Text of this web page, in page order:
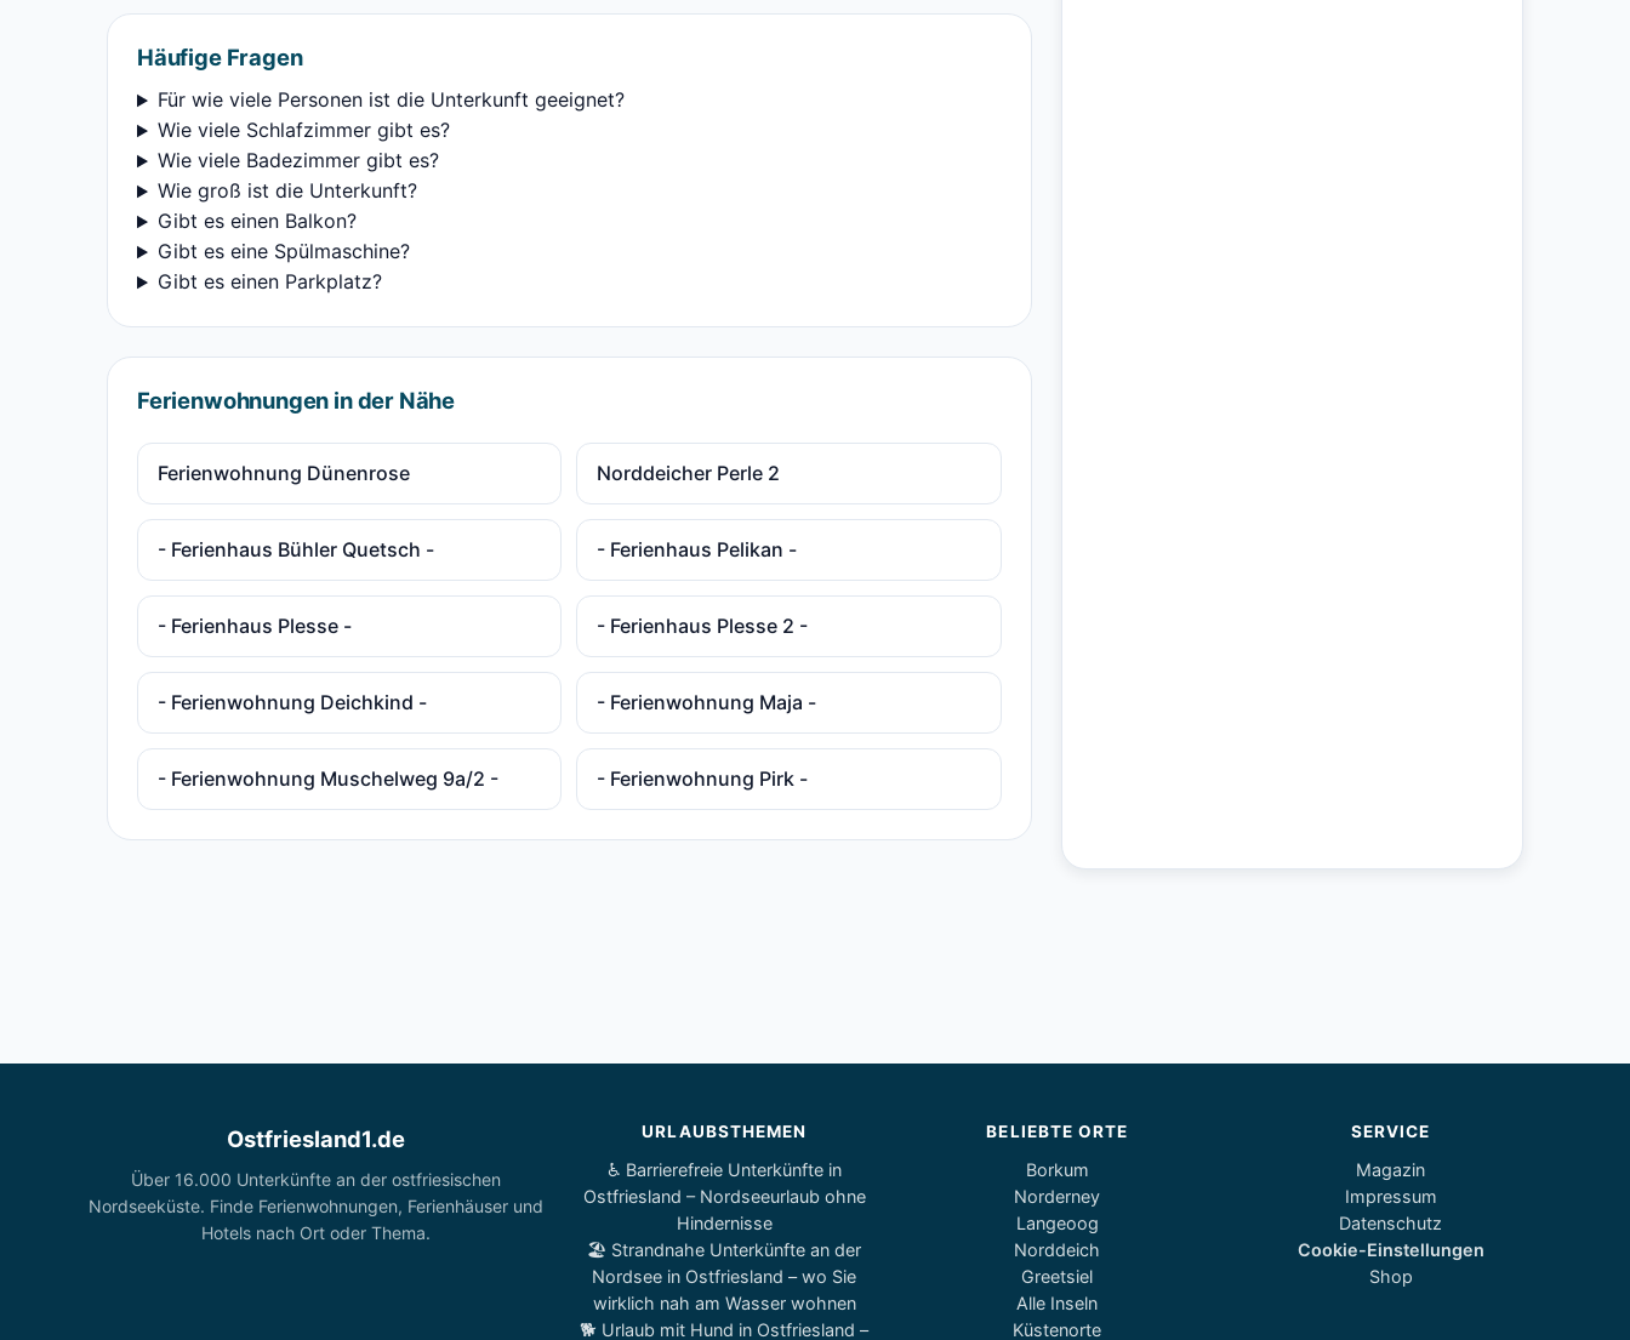
Häufige Fragen
Für wie viele Personen ist die Unterkunft geeignet?
Wie viele Schlafzimmer gibt es?
Wie viele Badezimmer gibt es?
Wie groß ist die Unterkunft?
Gibt es einen Balkon?
Gibt es eine Spülmaschine?
Gibt es einen Parkplatz?
Ferienwohnungen in der Nähe
Ferienwohnung Dünenrose Norddeicher Perle 2
- Ferienhaus Bühler Quetsch - - Ferienhaus Pelikan -
- Ferienhaus Plesse - - Ferienhaus Plesse 2 -
- Ferienwohnung Deichkind - - Ferienwohnung Maja -
- Ferienwohnung Muschelweg 9a/2 - - Ferienwohnung Pirk -
Ostfriesland1.de
Über 16.000 Unterkünfte an der ostfriesischen
Nordseeküste. Finde Ferienwohnungen, Ferienhäuser und
Hotels nach Ort oder Thema.
URLAUBSTHEMEN
♿ Barrierefreie Unterkünfte in
Ostfriesland – Nordseeurlaub ohne
Hindernisse
🏖️ Strandnahe Unterkünfte an der
Nordsee in Ostfriesland – wo Sie
wirklich nah am Wasser wohnen
🐕 Urlaub mit Hund in Ostfriesland –
BELIEBTE ORTE
Borkum
Norderney
Langeoog
Norddeich
Greetsiel
Alle Inseln
Küstenorte
SERVICE
Magazin
Impressum
Datenschutz
Cookie-Einstellungen
Shop